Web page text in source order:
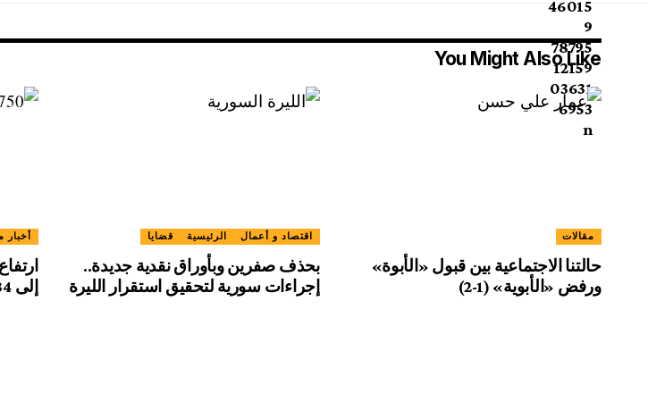
You Might Also Like
مقالات
حالتنا الاجتماعية بين قبول «الأبوة»
ورفض «الأبوية» (1-2)
اقتصاد و أعمال الرئيسية قضايا
بحذف صفرين وبأوراق نقدية جديدة..
إجراءات سورية لتحقيق استقرار الليرة
أخبار
إلى 49.534 مليار دولار في سبتمبر